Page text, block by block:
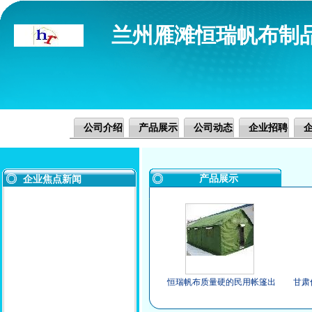
兰州雁滩恒瑞帆布制
公司介绍 产品展示 公司动态 企业招聘
企业焦点新闻 产品展示
恒瑞帆布质量硬的民用帐篷出
甘肃